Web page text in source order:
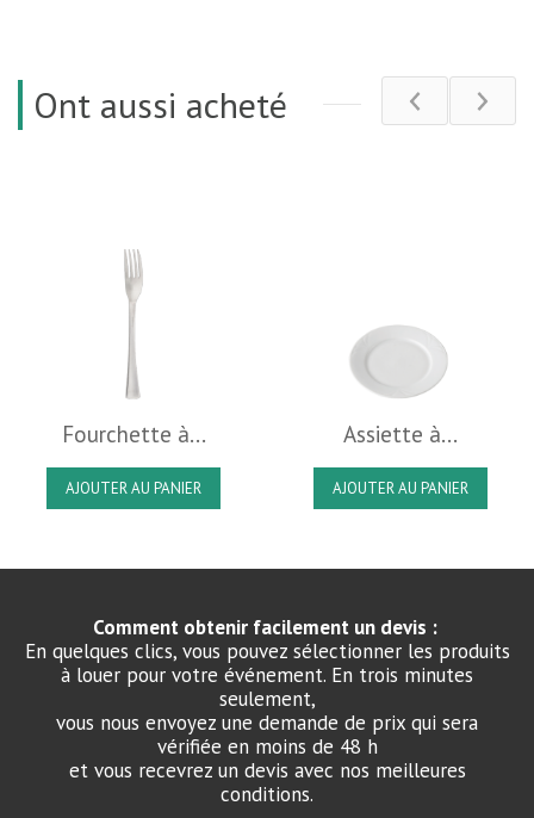
Ont aussi acheté
Fourchette à...
AJOUTER AU PANIER
Assiette à...
AJOUTER AU PANIER
Comment obtenir facilement un devis :
En quelques clics, vous pouvez sélectionner les produits
à louer pour votre événement. En trois minutes
seulement,
vous nous envoyez une demande de prix qui sera
vérifiée en moins de 48 h
et vous recevrez un devis avec nos meilleures
conditions.